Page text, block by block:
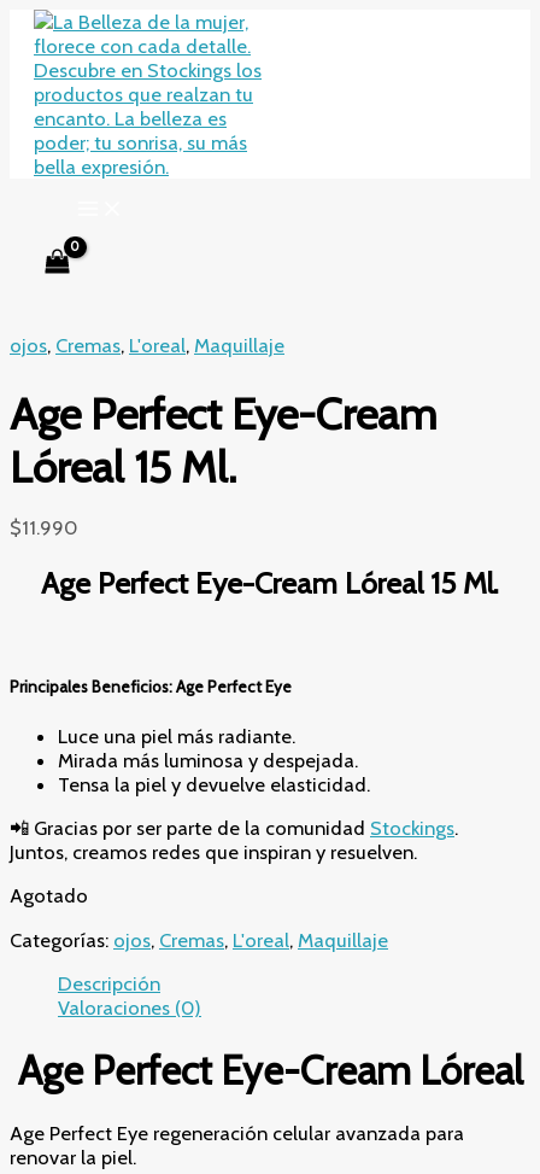
contenido
ojos, Cremas, L'oreal, Maquillaje
Age Perfect Eye-Cream
Lóreal 15 Ml.
$11.990
Age Perfect Eye-Cream Lóreal 15 Ml.
Principales Beneficios: Age Perfect Eye
Luce una piel más radiante.
Mirada más luminosa y despejada.
Tensa la piel y devuelve elasticidad.
📲 Gracias por ser parte de la comunidad Stockings.
Juntos, creamos redes que inspiran y resuelven.
Agotado
Categorías: ojos, Cremas, L'oreal, Maquillaje
Descripción
Valoraciones (0)
Age Perfect Eye-Cream Lóreal
Age Perfect Eye regeneración celular avanzada para
renovar la piel.